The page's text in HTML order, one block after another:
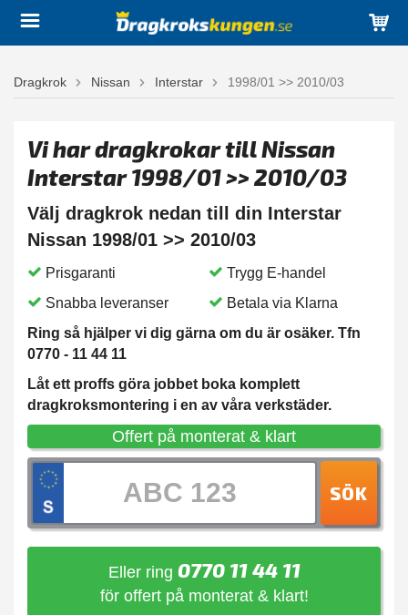
Dragkrok Nissan Interstar 1998/01 >> 2010/03
Vi har dragkrokar till Nissan
Interstar 1998/01 >> 2010/03
Välj dragkrok nedan till din Interstar
Nissan 1998/01 >> 2010/03
Prisgaranti
Trygg E-handel
Snabba leveranser
Betala via Klarna
Ring så hjälper vi dig gärna om du är osäker. Tfn
0770 - 11 44 11
Låt ett proffs göra jobbet boka komplett
dragkroksmontering i en av våra verkstäder.
Offert på monterat & klart
SÖK
Eller ring 0770 11 44 11
för offert på monterat & klart!